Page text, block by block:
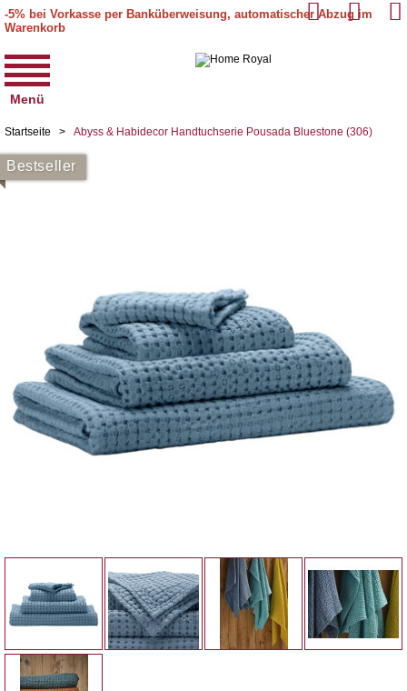
-5% bei Vorkasse per Banküberweisung, automatischer Abzug im
Warenkorb
Menü
Startseite > Abyss & Habidecor Handtuchserie Pousada Bluestone (306)
Bestseller